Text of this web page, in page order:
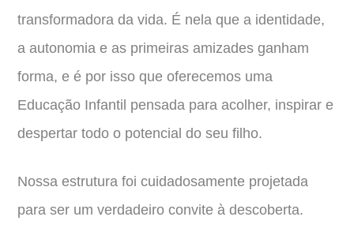
transformadora da vida. É nela que a identidade,
a autonomia e as primeiras amizades ganham
forma, e é por isso que oferecemos uma
Educação Infantil pensada para acolher, inspirar e
despertar todo o potencial do seu filho.
Nossa estrutura foi cuidadosamente projetada
para ser um verdadeiro convite à descoberta.